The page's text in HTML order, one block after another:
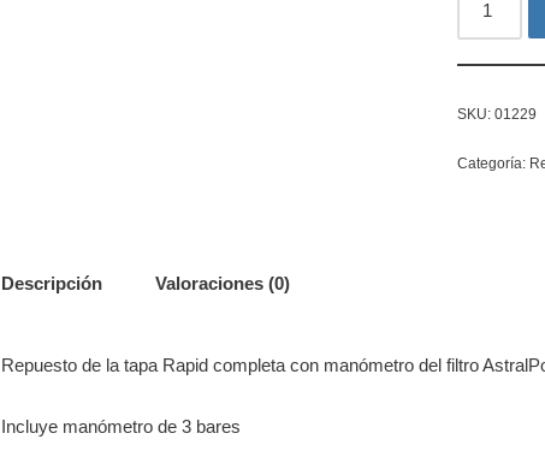
SKU: 01229
Categoría:
Descripción Valoraciones (0)
Repuesto de la tapa Rapid completa con manómetro del filtro
Incluye manómetro de 3 bares